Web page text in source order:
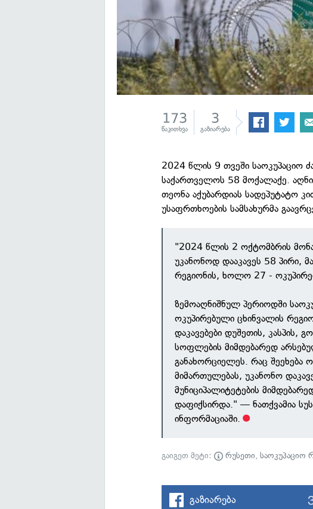
173
წაკითხვა
3
გაზიარება
2024 წლის 9 თვეში საოკუპაციო
საქართველოს 58 მოქალაქე.
თეონა აქუბარდიას სადეპუტატო
უსაფრთხოების სამსახურმა
"2024 წლის 2 ოქტომბრის
უკანონოდ დააკავეს 58 პირი,
რეგიონის, ხოლო 27 -
ზემოაღნიშნულ პერიოდში
ოკუპირებული ცხინვალის
დაკავებები დუშეთის, კასპის,
სოფლების მიმდებარედ
განახორციელეს. რაც შეეხება
მიმართულებას, უკანონო
მუნიციპალიტეტების
დაფიქსირდა." — ნათქვამია
ინფორმაციაში.
გაიგეთ მეტი: რუსეთი,საოკუპაციო
გაზიარება